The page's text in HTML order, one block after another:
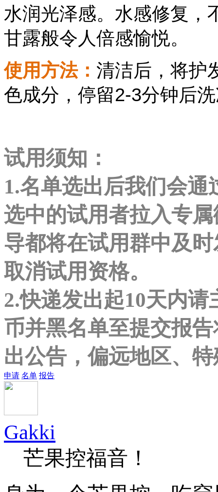
水润光泽感。水感修复，
甘露般令人倍感愉悦。
使用方法： 清洁后，将护
色成分，停留2-3分钟后
试用须知：
1.名单选出后我们会
选中的试用者拉入专
导都将在试用群中及
取消试用资格。
2.快递发出起10天内
币并黑名单至提交报
出公告，偏远地区、
申请 名单 报告
Gakki
芒果控福音！